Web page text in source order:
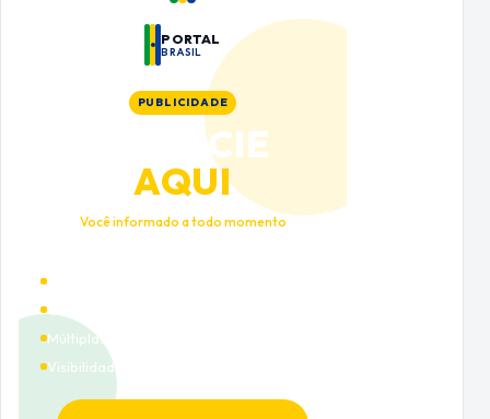
PORTAL
BRASIL
PUBLICIDADE
ANUNCIE
AQUI
Você informado a todo momento
Múltiplas categorias
Visibilidade premium